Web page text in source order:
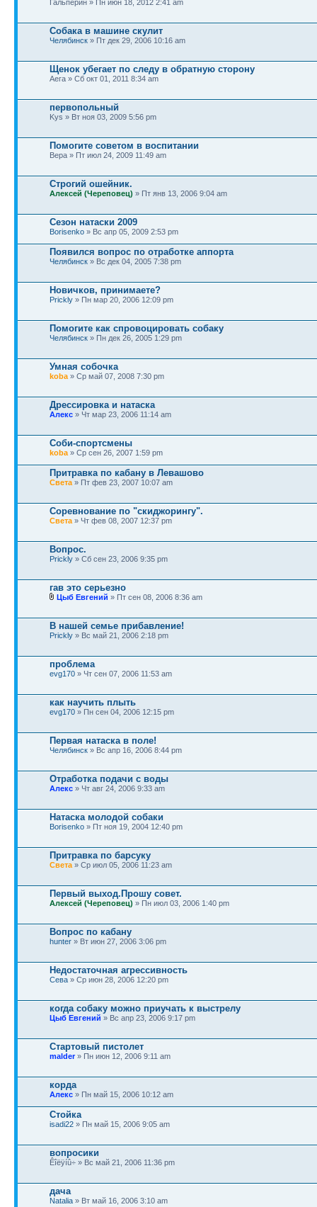
Гальперин » Пн июн 18, 2012 2:41 am
Собака в машине скулит
Челябинск » Пт дек 29, 2006 10:16 am
Щенок убегает по следу в обратную сторону
Аега » Сб окт 01, 2011 8:34 am
первопольный
Kys » Вт ноя 03, 2009 5:56 pm
Помогите советом в воспитании
Вера » Пт июл 24, 2009 11:49 am
Строгий ошейник.
Алексей (Череповец) » Пт янв 13, 2006 9:04 am
Сезон натаски 2009
Borisenko » Вс апр 05, 2009 2:53 pm
Появился вопрос по отработке аппорта
Челябинск » Вс дек 04, 2005 7:38 pm
Новичков, принимаете?
Prickly » Пн мар 20, 2006 12:09 pm
Помогите как спровоцировать собаку
Челябинск » Пн дек 26, 2005 1:29 pm
Умная собочка
koba » Ср май 07, 2008 7:30 pm
Дрессировка и натаска
Алекс » Чт мар 23, 2006 11:14 am
Соби-спортсмены
koba » Ср сен 26, 2007 1:59 pm
Притравка по кабану в Левашово
Света » Пт фев 23, 2007 10:07 am
Соревнование по "скиджорингу".
Света » Чт фев 08, 2007 12:37 pm
Вопрос.
Prickly » Сб сен 23, 2006 9:35 pm
гав это серьезно
Цыб Евгений » Пт сен 08, 2006 8:36 am
В нашей семье прибавление!
Prickly » Вс май 21, 2006 2:18 pm
проблема
evg170 » Чт сен 07, 2006 11:53 am
как научить плыть
evg170 » Пн сен 04, 2006 12:15 pm
Первая натаска в поле!
Челябинск » Вс апр 16, 2006 8:44 pm
Отработка подачи с воды
Алекс » Чт авг 24, 2006 9:33 am
Натаска молодой собаки
Borisenko » Пт ноя 19, 2004 12:40 pm
Притравка по барсуку
Света » Ср июл 05, 2006 11:23 am
Первый выход.Прошу совет.
Алексей (Череповец) » Пн июл 03, 2006 1:40 pm
Вопрос по кабану
hunter » Вт июн 27, 2006 3:06 pm
Недостаточная агрессивность
Сева » Ср июн 28, 2006 12:20 pm
когда собаку можно приучать к выстрелу
Цыб Евгений » Вс апр 23, 2006 9:17 pm
Стартовый пистолет
malder» Пн июн 12, 2006 9:11 am
корда
Алекс » Пн май 15, 2006 10:12 am
Стойка
isadi22 » Пн май 15, 2006 9:05 am
вопросики
Êîëÿíû÷ » Вс май 21, 2006 11:36 pm
дача
Natalia » Вт май 16, 2006 3:10 am